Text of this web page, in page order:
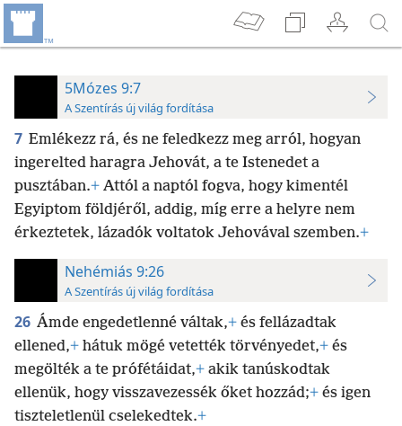
5Mózes 9:7
A Szentírás új világ fordítása
7 Emlékezz rá, és ne feledkezz meg arról, hogyan
ingerelted haragra Jehovát, a te Istenedet a
pusztában.+ Attól a naptól fogva, hogy kimentél
Egyiptom földjéről, addig, míg erre a helyre nem
érkeztetek, lázadók voltatok Jehovával szemben.+
Nehémiás 9:26
A Szentírás új világ fordítása
26 Ámde engedetlenné váltak,+ és fellázadtak
ellened,+ hátuk mögé vetették törvényedet,+ és
megölték a te prófétáidat,+ akik tanúskodtak
ellenük, hogy visszavezessék őket hozzád;+ és igen
tiszteletlenül cselekedtek.+